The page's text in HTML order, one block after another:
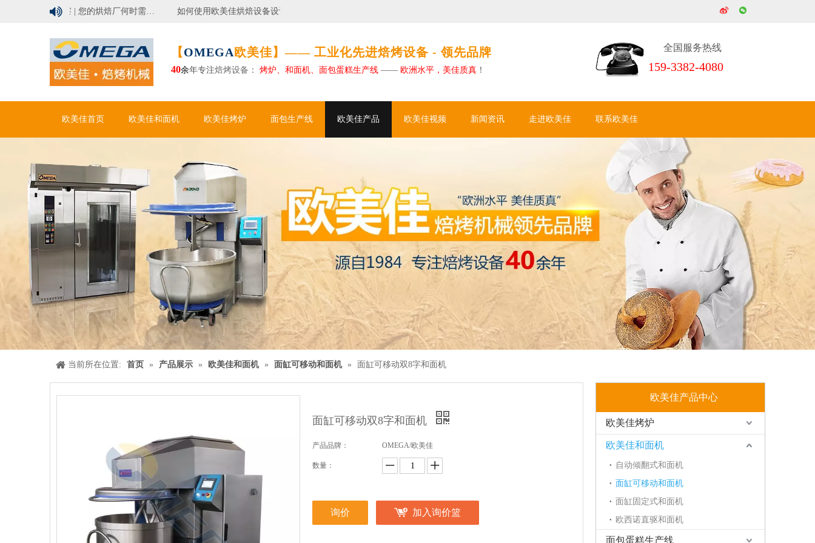
 行业洞察 | 您的烘焙厂何时需要自动化面包生产线？ 如何使用欧美佳烘焙设备设计现代烘焙工厂？
【 OMEGA欧美佳】—— 工业化先进焙烤设备 - 领先品牌
40余年专注焙烤设备 ： 烤炉、和面机、面包蛋糕生产线 —— 欧洲水平，美佳质真 ！
全国服务热线
159-3382-4080
欧美佳首页 欧美佳和面机 欧美佳烤炉 面包生产线 欧美佳产品 欧美佳视频 新闻资讯 走进欧美佳 联系欧美佳
当前所在位置: 首页 » 产品展示 » 欧美佳和面机 » 面缸可移动和面机 » 面缸可移动双8字和面机
面缸可移动双8字和面机
产品品牌： OMEGA/欧美佳
数量：
询价 加入询价篮
欧美佳产品中心
欧美佳烤炉
欧美佳和面机
自动倾翻式和面机
面缸可移动和面机
面缸固定式和面机
欧西诺直驱和面机
面包蛋糕生产线